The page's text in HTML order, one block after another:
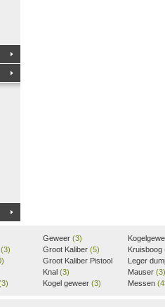
(3)
Geweer (3)
Groot Kaliber (5)
Groot Kaliber Pistool
(3)
Knal (3)
Kogel geweer (3)
Kruisboog
Leger
Mauser (3)
Messen